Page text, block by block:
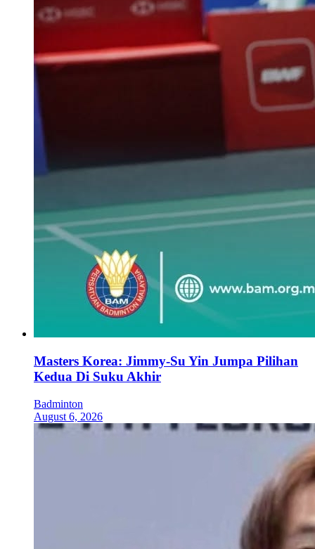
Masters Korea: Jimmy-Su Yin Jumpa Pilihan
Kedua Di Suku Akhir
Badminton
August 6, 2026